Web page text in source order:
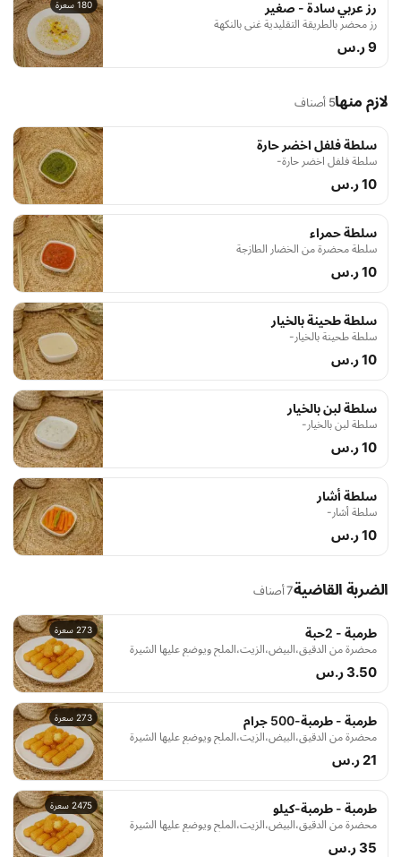
180 سعرة رز عربي سادة - صغير
رز محضر بالطريقة التقليدية غني بالنكهة
9 ر.س
لازم منها5 أصناف
سلطة فلفل اخضر حارة
سلطة فلفل اخضر حارة-
10 ر.س
سلطة حمراء
سلطة محضرة من الخضار الطازجة
10 ر.س
سلطة طحينة بالخيار
سلطة طحينة بالخيار-
10 ر.س
سلطة لبن بالخيار
سلطة لبن بالخيار-
10 ر.س
سلطة أشار
سلطة أشار-
10 ر.س
الضربة القاضية7 أصناف
273 سعرة طرمبة - 2حبة
محضرة من الدقيق،البيض،الزيت،الملح ويوضع عليها الشيرة
3.50 ر.س
273 سعرة طرمبة - طرمبة-500 جرام
محضرة من الدقيق،البيض،الزيت،الملح ويوضع عليها الشيرة
21 ر.س
2475 سعرة طرمبة - طرمبة-كيلو
محضرة من الدقيق،البيض،الزيت،الملح ويوضع عليها الشيرة
35 ر.س